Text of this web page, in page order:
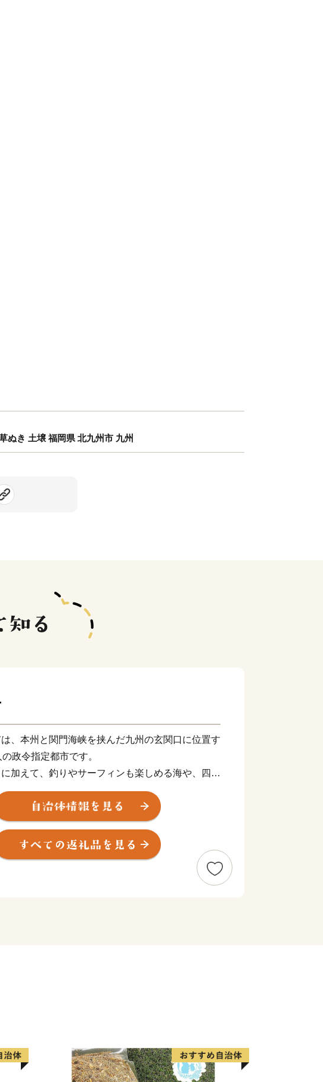
ぬき 土壌 福岡県 北九州市 九州
、本州と関門海峡を挟んだ九州の玄関口に位置す
政令指定都市です。
加えて、釣りやサーフィンも楽しめる海や、四季
息する山など豊かな自然に囲まれた、地方暮らしの
都市です。
身・シャボン玉石けん・肉うどん・辛子明太子など
返礼品に加え、黒毛和牛・ウナギ・カニなど全国的
豊富に揃えています。
通じて、ぜひ北九州市の魅力をご体感ください！